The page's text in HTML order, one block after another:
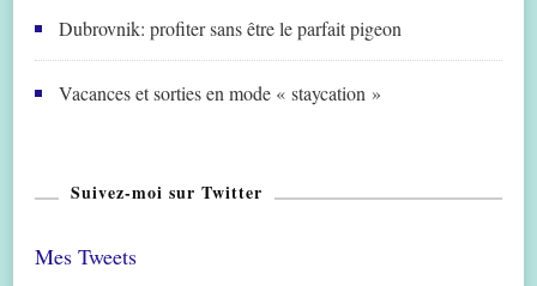
Dubrovnik: profiter sans être le parfait pigeon
Vacances et sorties en mode « staycation »
Suivez-moi sur Twitter
Mes Tweets